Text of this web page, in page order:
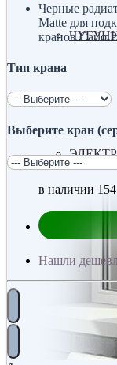
Черные
Matte для
кранов Carlo
Тип крана
Выберите кран
в наличии
Нашли